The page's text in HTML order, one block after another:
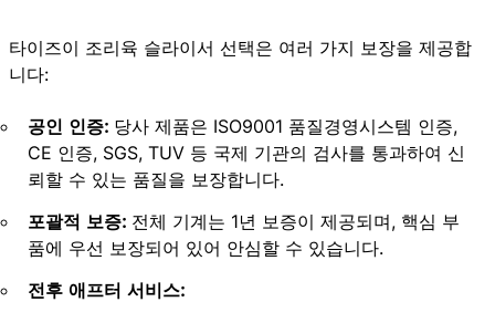
타이즈이 조리육 슬라이서 선택은 여러 가지 보장을 제공합
니다:
공인 인증: 당사 제품은 ISO9001 품질경영시스템 인증,
CE 인증, SGS, TUV 등 국제 기관의 검사를 통과하여 신
뢰할 수 있는 품질을 보장합니다.
포괄적 보증: 전체 기계는 1년 보증이 제공되며, 핵심 부
품에 우선 보장되어 있어 안심할 수 있습니다.
전후 애프터 서비스: